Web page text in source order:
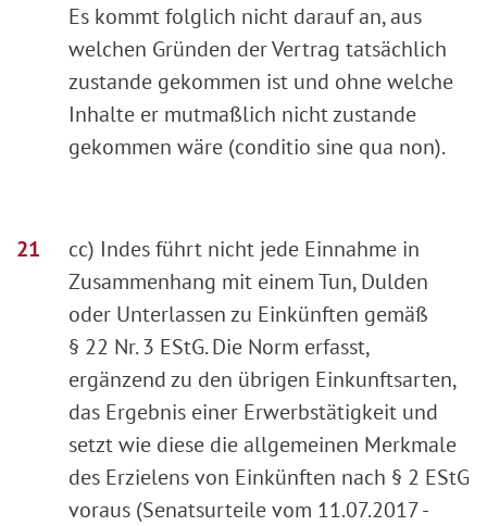
Es kommt folglich nicht darauf an, aus
welchen Gründen der Vertrag tatsächlich
zustande gekommen ist und ohne welche
Inhalte er mutmaßlich nicht zustande
gekommen wäre (conditio sine qua non).
cc) Indes führt nicht jede Einnahme in
Zusammenhang mit einem Tun, Dulden
oder Unterlassen zu Einkünften gemäß
§ 22 Nr. 3 EStG. Die Norm erfasst,
ergänzend zu den übrigen Einkunftsarten,
das Ergebnis einer Erwerbstätigkeit und
setzt wie diese die allgemeinen Merkmale
des Erzielens von Einkünften nach § 2 EStG
voraus (Senatsurteile vom 11.07.2017 -